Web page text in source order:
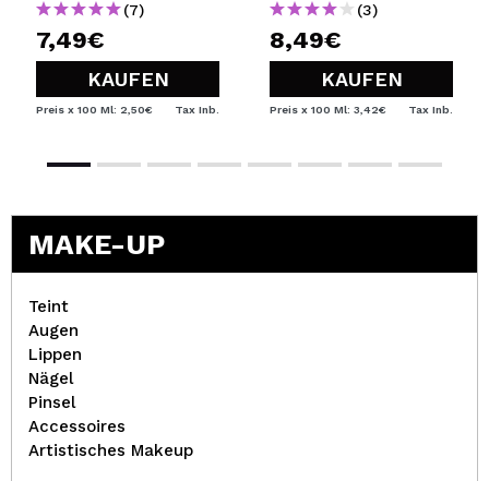
(7)
7,49€
KAUFEN
Preis x 100 Ml: 2,50€ Tax Inb.
(3)
8,49€
KAUFEN
Preis x 100 Ml: 3,42€ Tax Inb.
MAKE-UP
Teint
Augen
Lippen
Nägel
Pinsel
Accessoires
Artistisches Makeup